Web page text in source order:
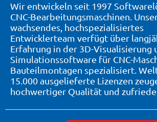
Wir entwickeln seit 1997
CNC-Bearbeitungsmaschinen.
wachsendes, hochspezialisiertes
Entwicklerteam verfügt über
Erfahrung in der 3D-Visualisierung
Simulationssoftware für CNC-
Bauteilmontagen spezialisiert.
15.000 ausgelieferte Lizenzen
hochwertiger Qualität und